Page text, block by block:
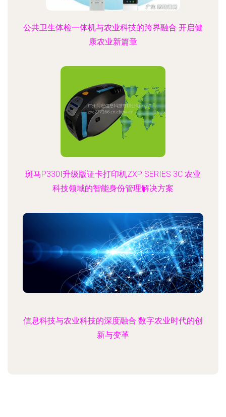
公共卫生体检一体机与农业科技的跨界融合 开启健
康农业新篇章
斑马P330I升级版证卡打印机ZXP SERIES 3C 农业
科技领域的智能身份管理解决方案
信息科技与农业科技的深度融合 数字农业时代的创
新与变革